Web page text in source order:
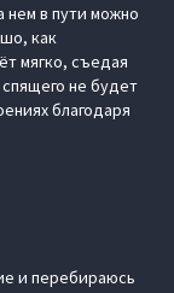
нем в пути можно
как
мягко, съедая
не будет
благодаря
и перебираюсь